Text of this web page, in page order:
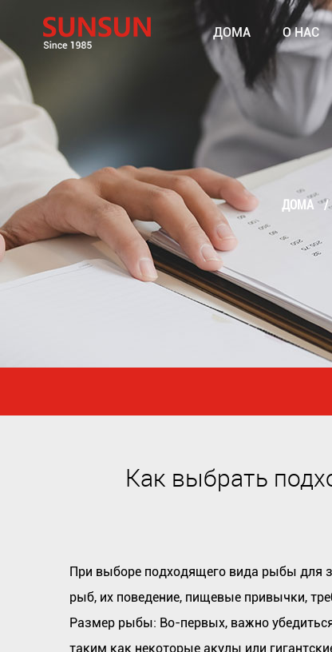
ДОМА О НАС
ДОМА /
Как выбрать
При выборе подходящего вида рыбы для
рыб, их поведение, пищевые привычки,
Размер рыбы: Во-первых, важно
таким как некоторые акулы или